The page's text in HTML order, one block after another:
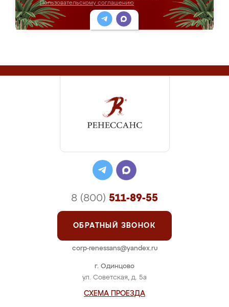
Пользовательскому соглашению
г. Одинцово
ул. Советская, д. 5а
СХЕМА ПРОЕЗДА
8 (800) 511-89-55
ОБРАТНЫЙ ЗВОНОК
corp-renessans@yandex.ru